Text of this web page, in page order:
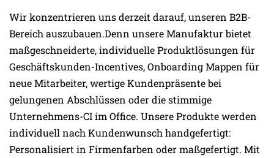
Wir konzentrieren uns derzeit darauf, unseren B2B-
Bereich auszubauen.Denn unsere Manufaktur bietet
maßgeschneiderte, individuelle Produktlösungen für
Geschäftskunden-Incentives, Onboarding Mappen für
neue Mitarbeiter, wertige Kundenpräsente bei
gelungenen Abschlüssen oder die stimmige
Unternehmens-CI im Office. Unsere Produkte werden
individuell nach Kundenwunsch handgefertigt:
Personalisiert in Firmenfarben oder maßgefertigt. Mit